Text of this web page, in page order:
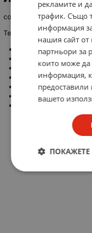
contactor EAW S-IDX 31
Technical data
Moc AC3 U=380V/
Power AC3 U=500V:
Main tracks: 3 NO
Auxiliary contacts:
Ith rated current (A):
Control voltages(min/
рекламите и
трафик. Също
информация
нашия сайт
партньори за
които може да
информация,
предоставили
вашето